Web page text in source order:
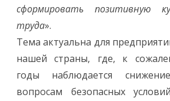
сформировать позитивную
труда».
Тема актуальна для
нашей страны, где, к
годы наблюдается
вопросам безопасных